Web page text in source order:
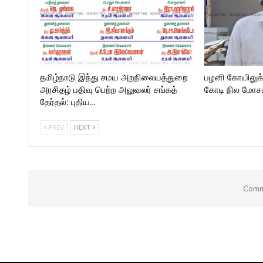
தமிழ்நாடு இந்து சமய அறநிலையத்துறை
அரசிதழ் பதிவு பெற்ற அலுவலர் சங்கத்
தேர்தல்: புதிய…
பழனி
கோடி நில
PREV NEXT